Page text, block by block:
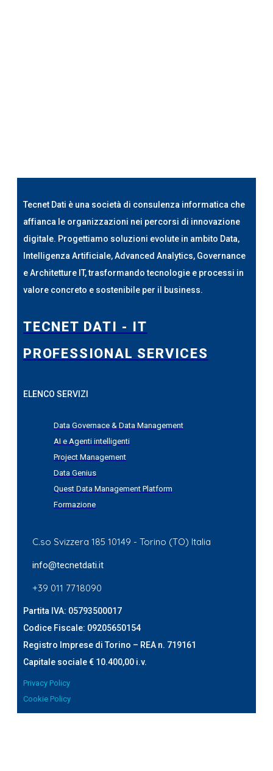
Tecnet Dati è una società di consulenza informatica che
affianca le organizzazioni nei percorsi di innovazione
digitale. Progettiamo soluzioni evolute in ambito Data,
Intelligenza Artificiale, Advanced Analytics, Governance
e Architetture IT, trasformando tecnologie e processi in
valore concreto e sostenibile per il business.
TECNET DATI - IT
PROFESSIONAL SERVICES
ELENCO SERVIZI
Data Governace & Data Management
AI e Agenti intelligenti
Project Management
Data Genius
Quest Data Management Platform
Formazione
C.so Svizzera 185 10149 - Torino (TO) Italia
info@tecnetdati.it
+39 011 7718090
Partita IVA: 05793500017
Codice Fiscale: 09205650154
Registro Imprese di Torino – REA n. 719161
Capitale sociale € 10.400,00 i.v.
Privacy Policy
Cookie Policy